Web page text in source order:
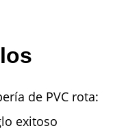
de PVC rota:
exitoso